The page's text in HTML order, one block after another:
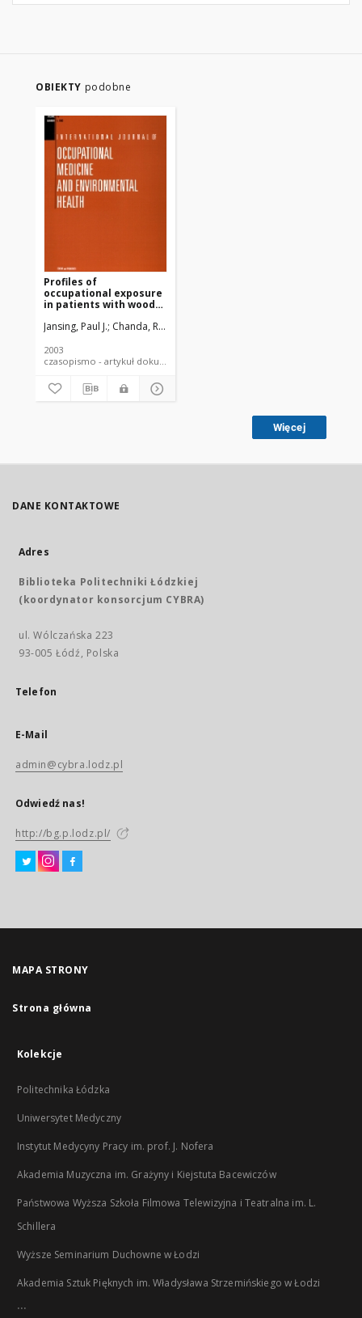
OBIEKTY podobne
Profiles of
occupational exposure
in patients with wood
carcinoma
Jansing, Paul J. Chanda, Robin
2003
czasopismo - artykuł dokument piśmienniczy
Więcej
DANE KONTAKTOWE
Adres
Biblioteka Politechniki Łódzkiej
(koordynator konsorcjum CYBRA)
ul. Wólczańska 223
93-005 Łódź, Polska
Telefon
E-Mail
admin@cybra.lodz.pl
Odwiedź nas!
http://bg.p.lodz.pl/
MAPA STRONY
Strona główna
Kolekcje
Politechnika Łódzka
Uniwersytet Medyczny
Instytut Medycyny Pracy im. prof. J. Nofera
Akademia Muzyczna im. Grażyny i Kiejstuta Bacewiczów
Państwowa Wyższa Szkoła Filmowa Telewizyjna i Teatralna im. L.
Schillera
Wyższe Seminarium Duchowne w Łodzi
Akademia Sztuk Pięknych im. Władysława Strzemińskiego w Łodzi
...